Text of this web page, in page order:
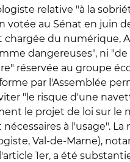
relative "à la
au Sénat en juin
du numérique,
dangereuses", ni "de
réservée au groupe
par l'Assemblée
"le risque d'une
le projet de loi sur
à l'usage".
Val-de-Marne),
1er, a été